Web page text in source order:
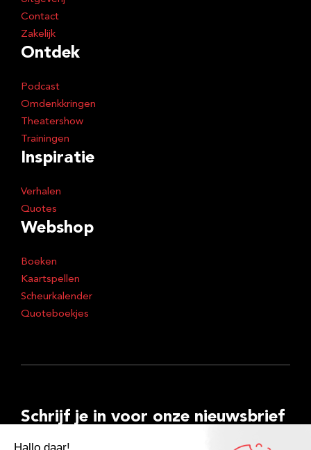
Contact
Zakelijk
Ontdek
Podcast
Omdenkkringen
Theatershow
Trainingen
Inspiratie
Verhalen
Quotes
Webshop
Boeken
Kaartspellen
Scheurkalender
Quoteboekjes
Schrijf je in voor onze nieuwsbrief